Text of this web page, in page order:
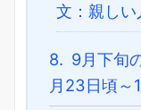
文：親しい
8. 9月下旬
月23日頃～